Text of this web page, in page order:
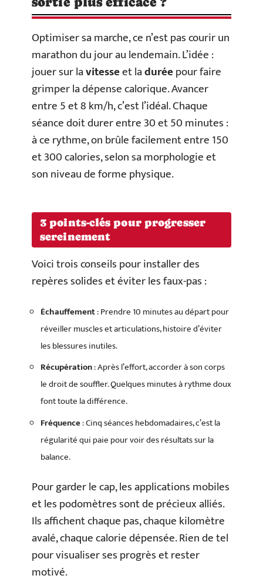
Optimiser sa marche, ce n’est pas courir un
marathon du jour au lendemain. L’idée :
jouer sur lavitesseet laduréepour faire
grimper la dépense calorique. Avancer
entre 5 et 8 km/h, c’est l’idéal. Chaque
séance doit durer entre 30 et 50 minutes :
à ce rythme, on brûle facilement entre 150
et 300 calories, selon sa morphologie et
son niveau de forme physique.
3 points-clés pour progresser
sereinement
Voici trois conseils pour installer des
repères solides et éviter les faux-pas :
Échauffement: Prendre 10 minutes au départ pour
réveiller muscles et articulations, histoire d’éviter
les blessures inutiles.
Récupération: Après l’effort, accorder à son corps
le droit de souffler. Quelques minutes à rythme doux
font toute la différence.
Fréquence: Cinq séances hebdomadaires, c’est la
régularité qui paie pour voir des résultats sur la
balance.
Pour garder le cap, les applications mobiles
et les podomètres sont de précieux alliés.
Ils affichent chaque pas, chaque kilomètre
avalé, chaque calorie dépensée. Rien de tel
pour visualiser ses progrès et rester
motivé.